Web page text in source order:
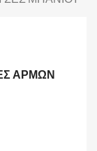
ΑΡΜΩΝ